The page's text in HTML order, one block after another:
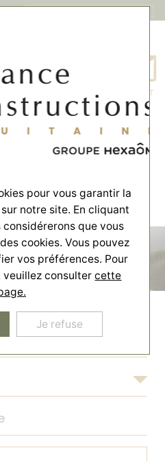
CONTACT
+ maisons
pour vous garantir la
notre site. En cliquant
que vous
cookies. Vous pouvez
vos préférences. Pour
veuillez consultercette
Je refuse